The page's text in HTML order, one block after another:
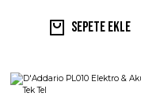
Sepete Ekle